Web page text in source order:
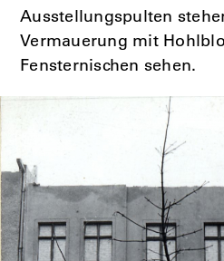
Ausstellungspulten
Vermauerung mit
Fensternischen sehen.